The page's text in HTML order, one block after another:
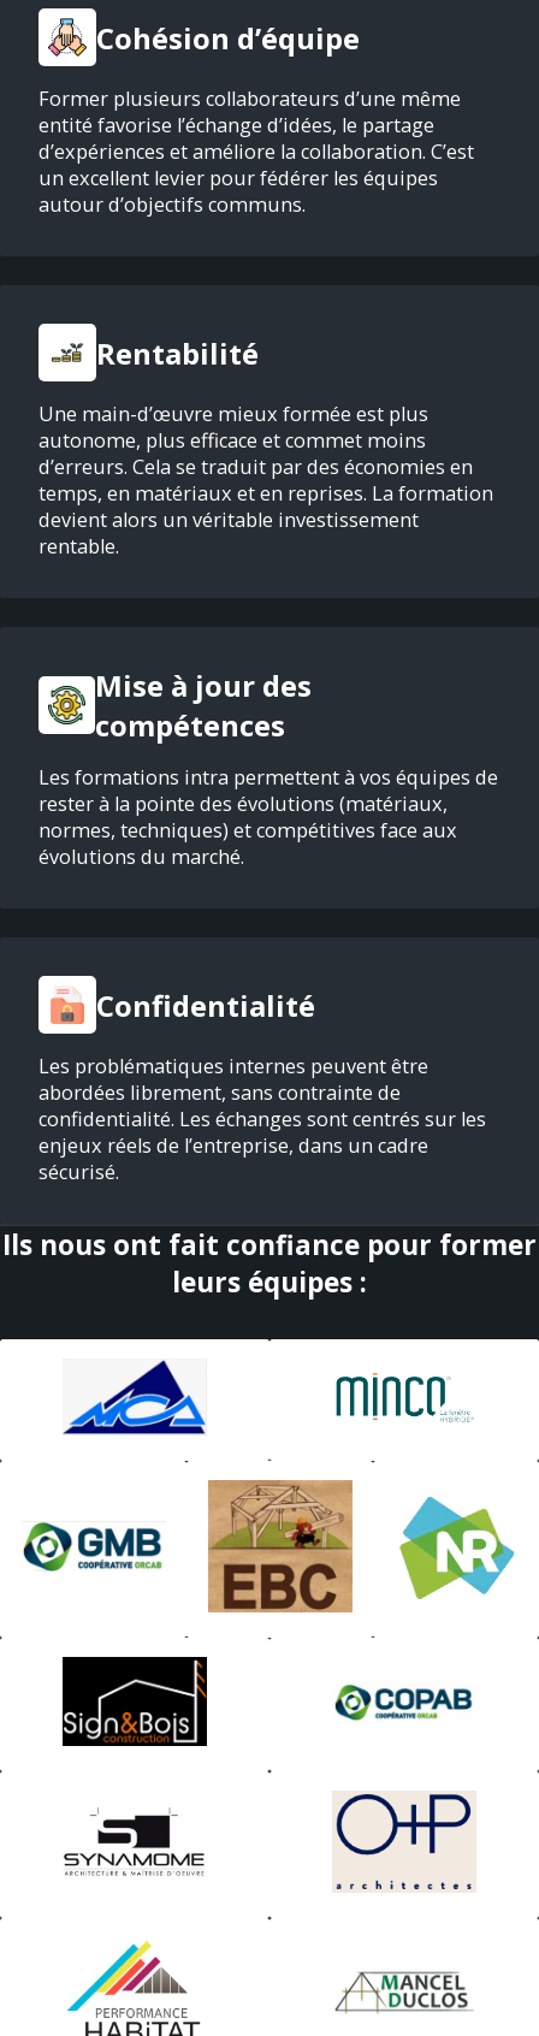
Cohésion d’équipe
Former plusieurs collaborateurs d’une même
entité favorise l’échange d’idées, le partage
d’expériences et améliore la collaboration. C’est
un excellent levier pour fédérer les équipes
autour d’objectifs communs.
Rentabilité
Une main-d’œuvre mieux formée est plus
autonome, plus efficace et commet moins
d’erreurs. Cela se traduit par des économies en
temps, en matériaux et en reprises. La formation
devient alors un véritable investissement
rentable.
Mise à jour des
compétences
Les formations intra permettent à vos équipes de
rester à la pointe des évolutions (matériaux,
normes, techniques) et compétitives face aux
évolutions du marché.
Confidentialité
Les problématiques internes peuvent être
abordées librement, sans contrainte de
confidentialité. Les échanges sont centrés sur les
enjeux réels de l’entreprise, dans un cadre
sécurisé.
Ils nous ont fait confiance pour former
leurs équipes :